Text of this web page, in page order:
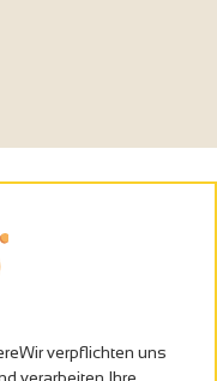
verpflichten uns